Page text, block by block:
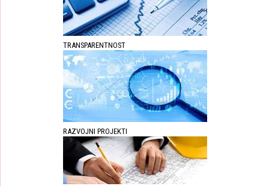
TRANSPARENTNOST
RAZVOJNI PROJEKTI